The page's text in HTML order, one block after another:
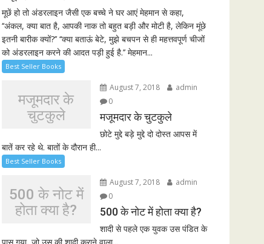
मूछें हो तो अंडरलाइन जैसी एक बच्चे ने घर आएं मेहमान से कहा,
‘‘अंकल, क्या बात है, आपकी नाक तो बहुत बड़ी और मोटी है, लेकिन मूंछे
इतनी बारीक क्यों?’’ ‘‘क्या बताऊं बेटे, मुझे बचपन से ही महत्तवपूर्ण चीजों
को अंडरलाइन करने की आदत पड़ी हुई है.’’ मेहमान...
Best Seller Books
मजूमदार के
चुटकुले
August 7, 2018
admin
0
मजूमदार के चुटकुले
छोटे मुद्दे बड़े मुद्दे दो दोस्त आपस में
बातें कर रहे थे. बातों के दौरान ही...
Best Seller Books
500 के नोट में
होता क्या है?
August 7, 2018
admin
0
500 के नोट में होता क्या है?
शादी से पहले एक युवक उस पंडित के